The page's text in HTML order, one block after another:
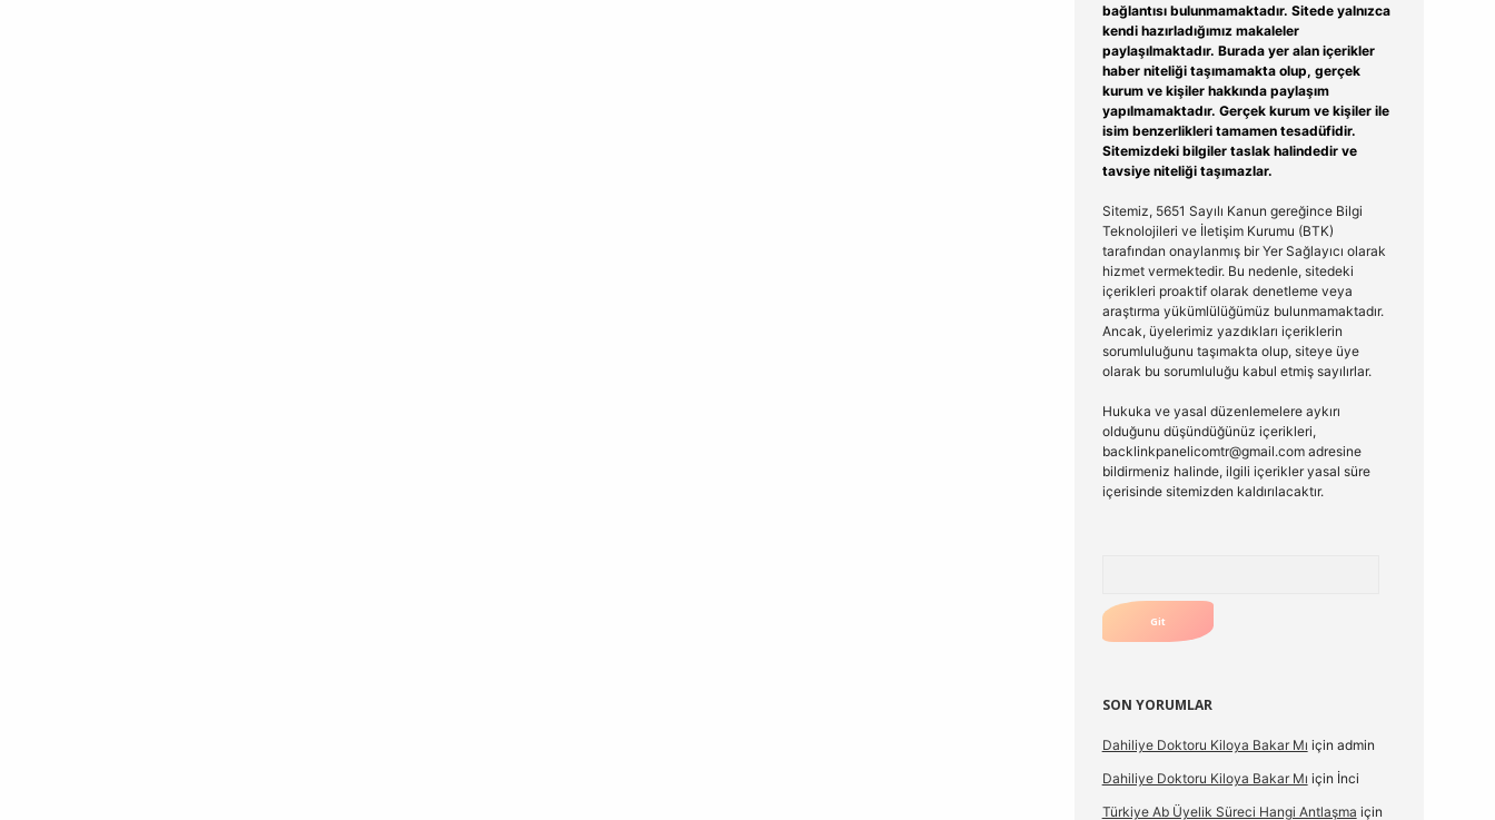
bağlantısı bulunmamaktadır. Sitede yalnızca
kendi hazırladığımız makaleler
paylaşılmaktadır. Burada yer alan içerikler
haber niteliği taşımamakta olup, gerçek
kurum ve kişiler hakkında paylaşım
yapılmamaktadır. Gerçek kurum ve kişiler ile
isim benzerlikleri tamamen tesadüfidir.
Sitemizdeki bilgiler taslak halindedir ve
tavsiye niteliği taşımazlar.
Sitemiz, 5651 Sayılı Kanun gereğince Bilgi
Teknolojileri ve İletişim Kurumu (BTK)
tarafından onaylanmış bir Yer Sağlayıcı olarak
hizmet vermektedir. Bu nedenle, sitedeki
içerikleri proaktif olarak denetleme veya
araştırma yükümlülüğümüz bulunmamaktadır.
Ancak, üyelerimiz yazdıkları içeriklerin
sorumluluğunu taşımakta olup, siteye üye
olarak bu sorumluluğu kabul etmiş sayılırlar.
Hukuka ve yasal düzenlemelere aykırı
olduğunu düşündüğünüz içerikleri,
backlinkpanelicomtr@gmail.comadresine
bildirmeniz halinde, ilgili içerikler yasal süre
içerisinde sitemizden kaldırılacaktır.
SON YORUMLAR
Dahiliye Doktoru Kiloya Bakar Mı için admin
Dahiliye Doktoru Kiloya Bakar Mı için İnci
Türkiye Ab Üyelik Süreci Hangi Antlaşma için